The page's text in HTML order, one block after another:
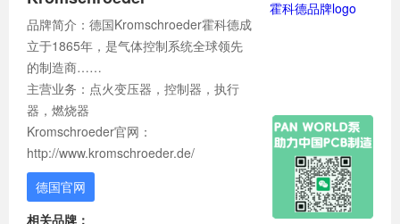
品牌简介：德国Kromschroeder霍科德成
立于1865年，是气体控制系统全球领先
的制造商……
主营业务：点火变压器，控制器，执行
器，燃烧器
Kromschroeder官网：
http://www.kromschroeder.de/
德国官网
相关品牌：